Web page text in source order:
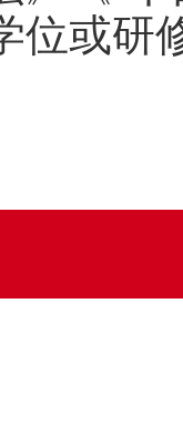
位或研